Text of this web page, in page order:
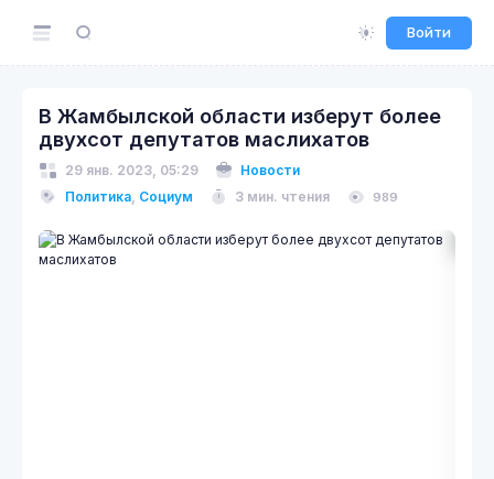
Войти
В Жамбылской области изберут более
двухсот депутатов маслихатов
29 янв. 2023, 05:29
Новости
Политика, Социум 3 мин. чтения 989